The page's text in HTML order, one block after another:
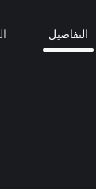
التفاصيل